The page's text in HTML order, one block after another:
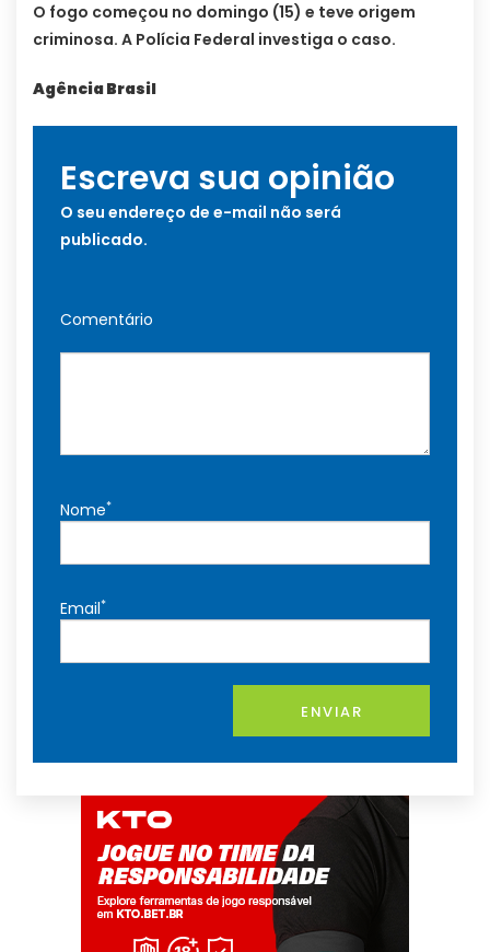
O fogo começou no domingo (15) e teve origem
criminosa. A Polícia Federal investiga o caso.
Agência Brasil
Escreva sua opinião
O seu endereço de e-mail não será
publicado.
Comentário
Nome*
Email*
ENVIAR